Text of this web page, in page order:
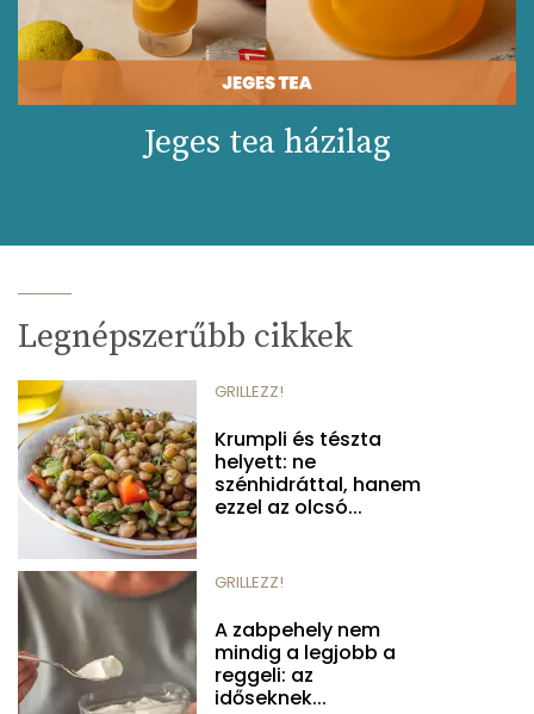
Jeges tea házilag
Legnépszerűbb cikkek
GRILLEZZ!
Krumpli és tészta
helyett: ne
szénhidráttal, hanem
ezzel az olcsó...
GRILLEZZ!
A zabpehely nem
mindig a legjobb a
reggeli: az
időseknek...